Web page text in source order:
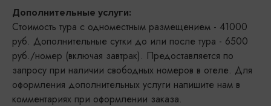
Дополнительные услуги:
Стоимость тура с одноместным размещением - 41000
руб. Дополнительные сутки до или после тура - 6500
руб./номер (включая завтрак). Предоставляется по
запросу при наличии свободных номеров в отеле. Для
оформления дополнительных услуги напишите нам в
комментариях при оформлении заказа.